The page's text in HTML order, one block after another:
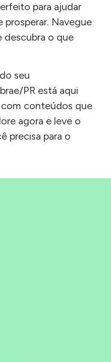
para ajudar
prosperar. Navegue
descubra o que
seu
PR está aqui
com conteúdos que
agora e leve o
precisa para o